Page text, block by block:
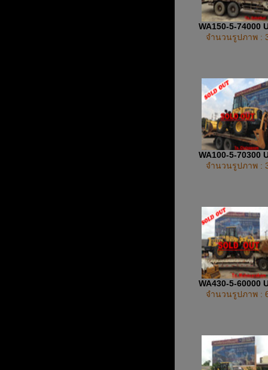
WA150-5-74000
จำนวนรูปภาพ :
WA100-5-70300
จำนวนรูปภาพ :
WA430-5-60000
จำนวนรูปภาพ :